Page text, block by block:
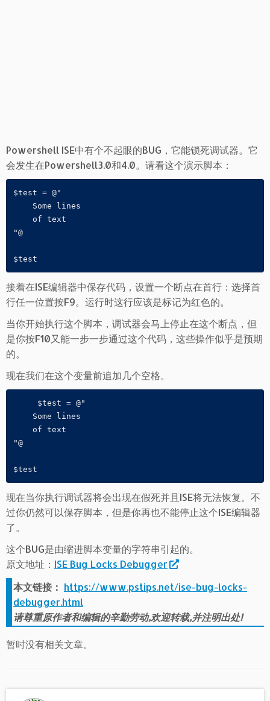
Powershell ISE中有个不起眼的BUG，它能锁死调试器。它
会发生在Powershell3.0和4.0。请看这个演示脚本：
$test = @"
    Some lines
    of text
"@
$test
接着在ISE编辑器中保存代码，设置一个断点在首行：选择首
行任一位置按F9。运行时这行应该是标记为红色的。
当你开始执行这个脚本，调试器会马上停止在这个断点，但
是你按F10又能一步一步通过这个代码，这些操作似乎是预期
的。
现在我们在这个变量前追加几个空格。
     $test = @"
    Some lines
    of text
"@
$test
现在当你执行调试器将会出现在假死并且ISE将无法恢复。不
过你仍然可以保存脚本，但是你再也不能停止这个ISE编辑器
了。
这个BUG是由缩进脚本变量的字符串引起的。
原文地址： ISE Bug Locks Debugger
本文链接： https://www.pstips.net/ise-bug-locks-
debugger.html
请尊重原作者和编辑的辛勤劳动,欢迎转载,并注明出处!
暂时没有相关文章。